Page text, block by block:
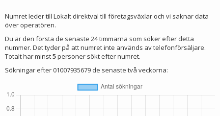
Numret leder till Lokalt direktval till företagsväxlar och vi saknar data
över operatören.
Du är den första de senaste 24 timmarna som söker efter detta
nummer. Det tyder på att numret inte används av telefonförsäljare.
Totalt har minst5personer sökt efter numret.
Sökningar efter 01007935679 de senaste två veckorna: